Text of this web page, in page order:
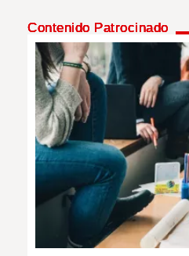
Contenido Patrocinado